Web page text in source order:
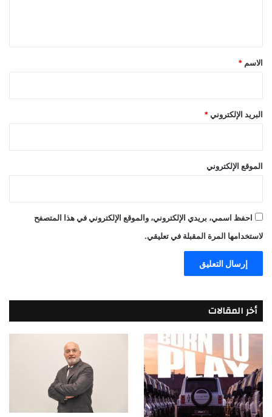
*
الاسم *
البريد الإلكتروني *
الموقع الإلكتروني
احفظ اسمي، بريدي الإلكتروني، والموقع الإلكتروني في هذا المتصفح
لاستخدامها المرة المقبلة في تعليقي.
أخر المقالات